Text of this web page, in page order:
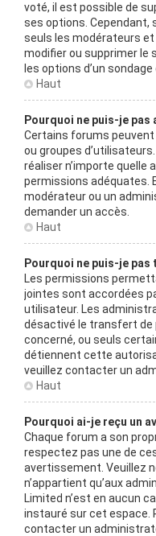
voté, il est possible de
ses options. Cependant,
seuls les modérateurs
modifier ou supprimer le
les options d’un sondage
Haut
Pourquoi ne puis-je pas
Certains forums
ou groupes
réaliser n’importe quelle
permissions adéquates.
modérateur ou un
demander un accès.
Haut
Pourquoi ne puis-je
Les permissions
jointes sont accordées
utilisateur. Les
désactivé le transfert de
concerné, ou seuls
détiennent cette
veuillez contacter un
Haut
Pourquoi ai-je reçu un
Chaque forum a son
respectez pas une de
avertissement. Veuillez
n’appartient qu’aux
Limited n’est en aucun
instauré sur cet espace.
contacter un